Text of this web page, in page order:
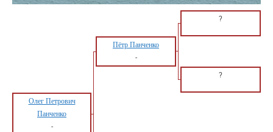
?
Пётр Панченко
-
?
Олег Петрович
Панченко
-